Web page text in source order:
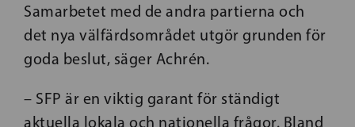
Samarbetet med de andra partierna och
det nya välfärdsområdet utgör grunden för
goda beslut, säger Achrén.
– SFP är en viktig garant för ständigt
aktuella lokala och nationella frågor. Bland